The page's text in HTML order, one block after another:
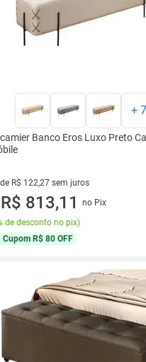
+ 7
Banco Eros Luxo Preto
R$ 122,27 sem juros
de R$ 122,27 sem juros
R$ 813,11
no Pix
de desconto no pix)
Cupom R$ 80 OFF